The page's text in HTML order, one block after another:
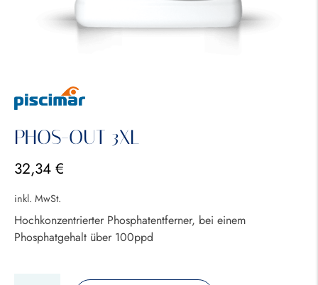
PHOS-OUT 3XL
32,34 €
inkl. MwSt.
Hochkonzentrierter Phosphatentferner, bei einem
Phosphatgehalt über 100ppd